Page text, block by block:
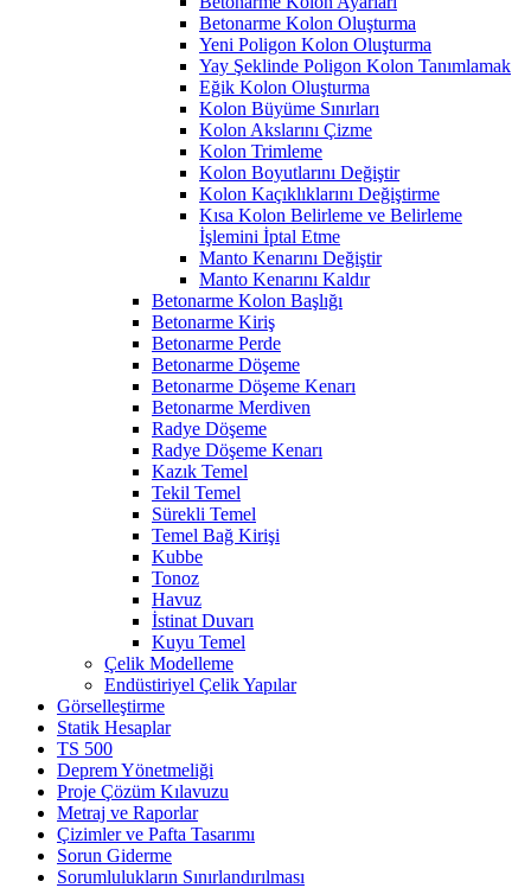
Betonarme Kolon Oluşturma
Yeni Poligon Kolon Oluşturma
Yay Şeklinde Poligon Kolon Tanımlamak
Eğik Kolon Oluşturma
Kolon Büyüme Sınırları
Kolon Akslarını Çizme
Kolon Trimleme
Kolon Boyutlarını Değiştir
Kolon Kaçıklıklarını Değiştirme
Kısa Kolon Belirleme ve Belirleme
İşlemini İptal Etme
Manto Kenarını Değiştir
Manto Kenarını Kaldır
Betonarme Kolon Başlığı
Betonarme Kiriş
Betonarme Perde
Betonarme Döşeme
Betonarme Döşeme Kenarı
Betonarme Merdiven
Radye Döşeme
Radye Döşeme Kenarı
Kazık Temel
Tekil Temel
Sürekli Temel
Temel Bağ Kirişi
Kubbe
Tonoz
Havuz
İstinat Duvarı
Kuyu Temel
Çelik Modelleme
Endüstiriyel Çelik Yapılar
Görselleştirme
Statik Hesaplar
TS 500
Deprem Yönetmeliği
Proje Çözüm Kılavuzu
Metraj ve Raporlar
Çizimler ve Pafta Tasarımı
Sorun Giderme
Sorumlulukların Sınırlandırılması